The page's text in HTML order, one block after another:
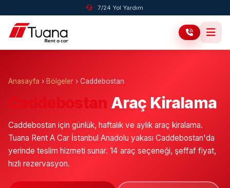
7/24 Yol Yardım
Anasayfa › Bölgeler › Caddebostan
Caddebostan Araç Kiralama
Caddebostan için günlük, haftalık ve aylık araç kiralama.
Tuana Rent A Car İstanbul Anadolu yakası Caddebostan'da
yerinde teslim hizmeti sunar. 14 araç seçeneği, şeffaf fiyat,
hızlı rezervasyon.